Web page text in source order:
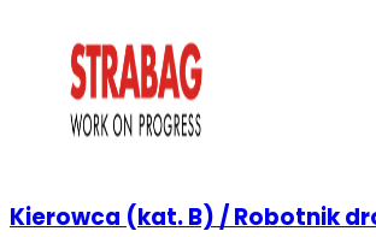
Kierowca (kat. B) / Robotnik